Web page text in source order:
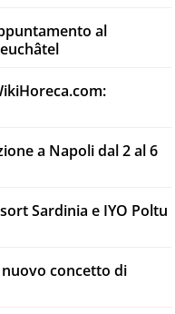
al
a Napoli dal 2 al 6
Sardinia e IYO Poltu
nuovo concetto di